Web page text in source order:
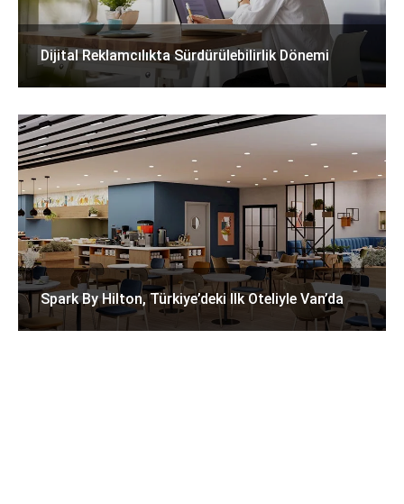
Dijital Reklamcılıkta Sürdürülebilirlik Dönemi
Spark By Hilton, Türkiye’deki Ilk Oteliyle Van’da